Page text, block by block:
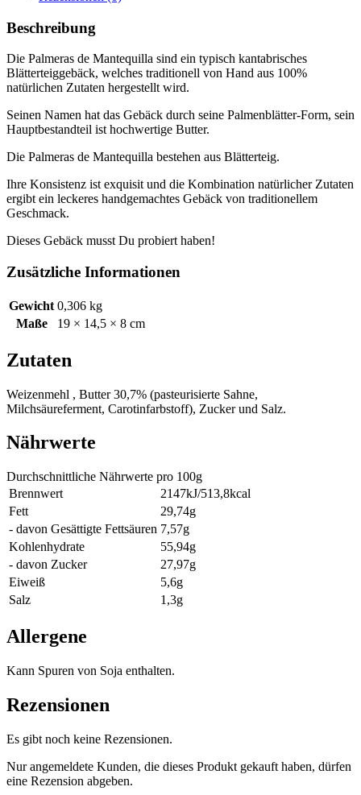
Menge
Beschreibung
Die Palmeras de Mantequilla sind ein typisch kantabrisches
Blätterteiggebäck, welches traditionell von Hand aus 100%
natürlichen Zutaten hergestellt wird.
Seinen Namen hat das Gebäck durch seine Palmenblätter-Form, sein
Hauptbestandteil ist hochwertige Butter.
Die Palmeras de Mantequilla bestehen aus Blätterteig.
Ihre Konsistenz ist exquisit und die Kombination natürlicher Zutaten
ergibt ein leckeres handgemachtes Gebäck von traditionellem
Geschmack.
Dieses Gebäck musst Du probiert haben!
Zusätzliche Informationen
Gewicht 0,306 kg
Maße
19 × 14,5 × 8 cm
Zutaten
Weizenmehl , Butter 30,7% (pasteurisierte Sahne,
Milchsäureferment, Carotinfarbstoff), Zucker und Salz.
Nährwerte
Durchschnittliche Nährwerte pro 100g
Brennwert
2147kJ/513,8kcal
Fett
29,74g
- davon Gesättigte Fettsäuren 7,57g
Kohlenhydrate
55,94g
- davon Zucker
27,97g
Eiweiß
5,6g
Salz
1,3g
Allergene
Kann Spuren von Soja enthalten.
Rezensionen
Es gibt noch keine Rezensionen.
Nur angemeldete Kunden, die dieses Produkt gekauft haben, dürfen
eine Rezension abgeben.